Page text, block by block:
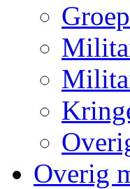
Overig